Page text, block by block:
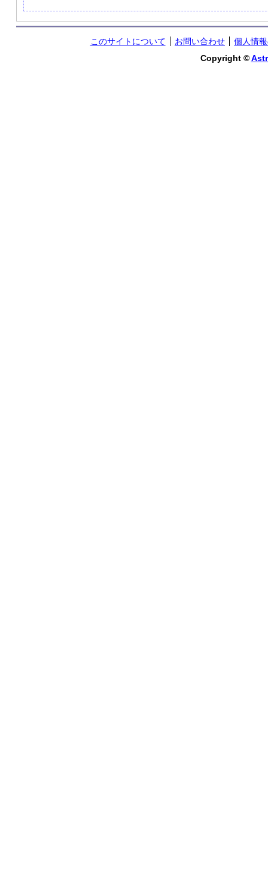
このサイトについて お問い合わせ
個人情
Copyright ©